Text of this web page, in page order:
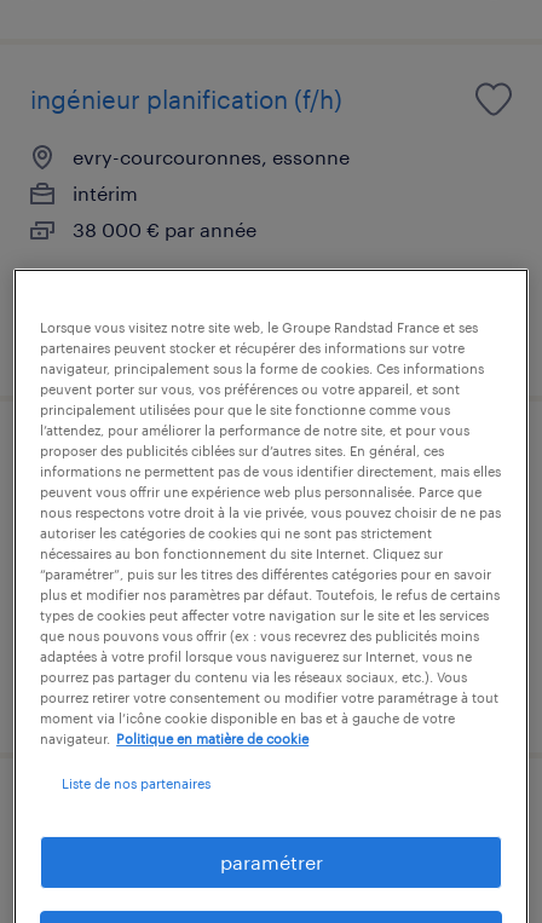
ingénieur planification (f/h)
evry-courcouronnes, essonne
intérim
38 000 € par année
publié le 22 mai 2026
assistant adv (f/h)
massy, essonne
cdi
30 000 € - 35 000 € par année
publié le 9 juin 2026
référent (f/h)
corbeil-essonnes, essonne
Lorsque vous visitez notre site web, le Groupe Randstad France et ses
partenaires peuvent stocker et récupérer des informations sur votre
navigateur, principalement sous la forme de cookies. Ces informations
peuvent porter sur vous, vos préférences ou votre appareil, et sont
principalement utilisées pour que le site fonctionne comme vous
l’attendez, pour améliorer la performance de notre site, et pour vous
proposer des publicités ciblées sur d’autres sites. En général, ces
informations ne permettent pas de vous identifier directement, mais elles
peuvent vous offrir une expérience web plus personnalisée. Parce que
nous respectons votre droit à la vie privée, vous pouvez choisir de ne pas
autoriser les catégories de cookies qui ne sont pas strictement
nécessaires au bon fonctionnement du site Internet. Cliquez sur
“paramétrer”, puis sur les titres des différentes catégories pour en savoir
plus et modifier nos paramètres par défaut. Toutefois, le refus de certains
types de cookies peut affecter votre navigation sur le site et les services
que nous pouvons vous offrir (ex : vous recevrez des publicités moins
adaptées à votre profil lorsque vous naviguerez sur Internet, vous ne
pourrez pas partager du contenu via les réseaux sociaux, etc.). Vous
pourrez retirer votre consentement ou modifier votre paramétrage à tout
moment via l’icône cookie disponible en bas et à gauche de votre
navigateur.
Politique en matière de cookie
Liste de nos partenaires
paramétrer